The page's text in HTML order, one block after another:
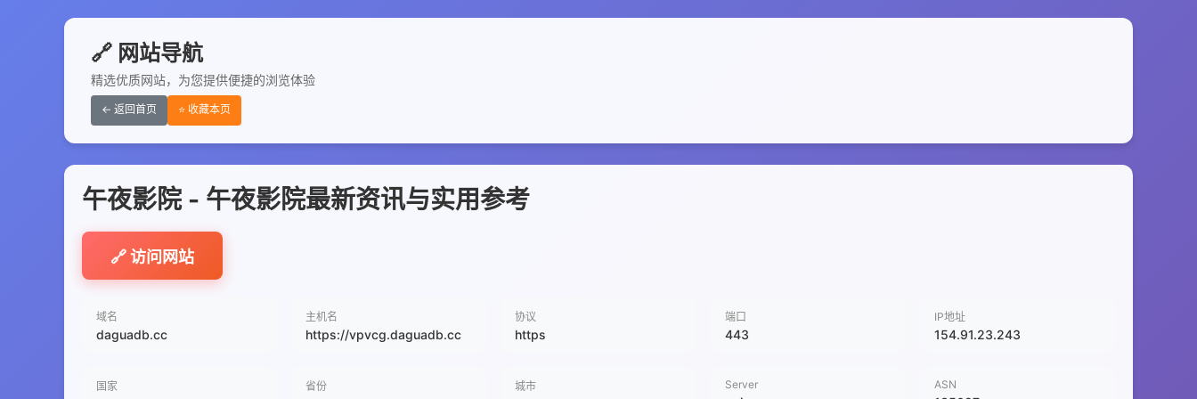
🔗 网站导航
精选优质网站，为您提供便捷的浏览体验
← 返回首页 ⭐ 收藏本页
午夜影院 - 午夜影院最新资讯与实用参考
🔗 访问网站
域名
daguadb.cc
主机名
https://vpvcg.daguadb.cc
协议
https
端口
443
IP地址
154.91.23.243
国家 省份 城市 Server ASN